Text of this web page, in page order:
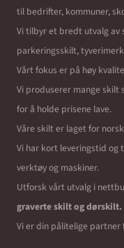
til bedrifter, kommuner,
Vi tilbyr et bredt utvalg av
parkeringsskilt,
Vårt fokus er på høy
Vi produserer mange
for å holde prisene lave.
Våre skilt er laget for
Vi har kort leveringstid og
verktøy og maskiner.
Utforsk vårt utvalg i
graverte skilt og dørskilt.
Vi er din pålitelige partner